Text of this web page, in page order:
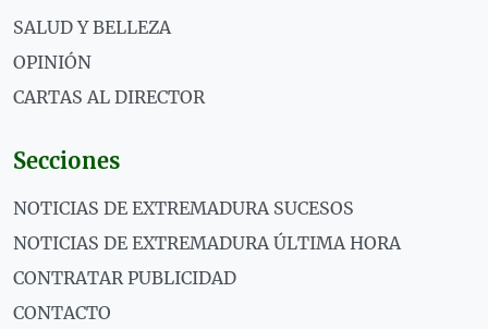
SALUD Y BELLEZA
OPINIÓN
CARTAS AL DIRECTOR
Secciones
NOTICIAS DE EXTREMADURA SUCESOS
NOTICIAS DE EXTREMADURA ÚLTIMA HORA
CONTRATAR PUBLICIDAD
CONTACTO